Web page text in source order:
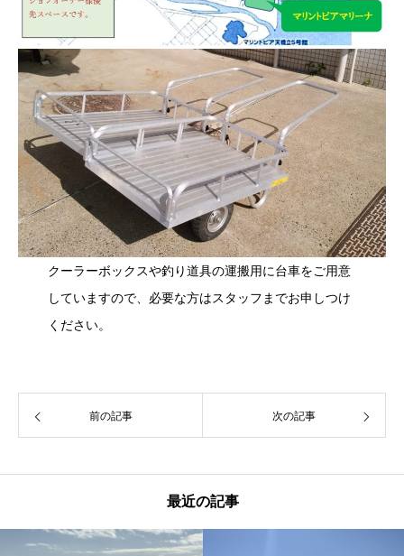
クーラーボックスや釣り道具の運搬用に台車をご用意
していますので、必要な方はスタッフまでお申しつけ
ください。
前の記事 次の記事
最近の記事